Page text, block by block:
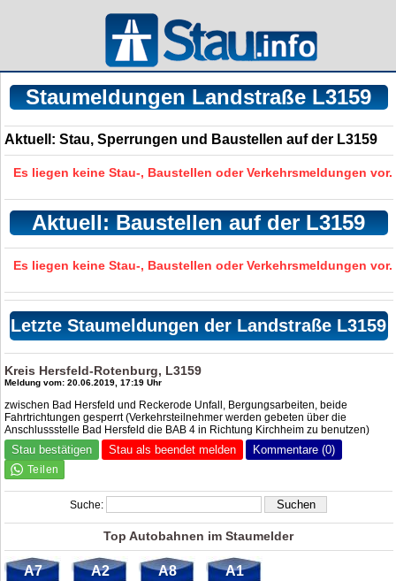
Staumeldungen Landstraße L3159
Aktuell: Stau, Sperrungen und Baustellen auf der L3159
Es liegen keine Stau-, Baustellen oder Verkehrsmeldungen vor.
Aktuell: Baustellen auf der L3159
Es liegen keine Stau-, Baustellen oder Verkehrsmeldungen vor.
Letzte Staumeldungen der Landstraße L3159
Kreis Hersfeld-Rotenburg, L3159
Meldung vom: 20.06.2019, 17:19 Uhr
zwischen Bad Hersfeld und Reckerode Unfall, Bergungsarbeiten, beide
Fahrtrichtungen gesperrt (Verkehrsteilnehmer werden gebeten über die
Anschlussstelle Bad Hersfeld die BAB 4 in Richtung Kirchheim zu benutzen)
Stau bestätigen Stau als beendet melden Kommentare (0)
Suche:
Top Autobahnen im Staumelder
A7 A2 A8 A1